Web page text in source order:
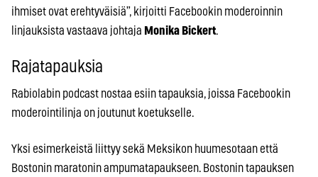
ihmiset ovat erehtyväisiä”, kirjoitti Facebookin moderoinnin
linjauksista vastaava johtaja Monika Bickert.
Rajatapauksia
Rabiolabin podcast nostaa esiin tapauksia, joissa Facebookin
moderointilinja on joutunut koetukselle.
Yksi esimerkeistä liittyy sekä Meksikon huumesotaan että
Bostonin maratonin ampumatapaukseen. Bostonin tapauksen